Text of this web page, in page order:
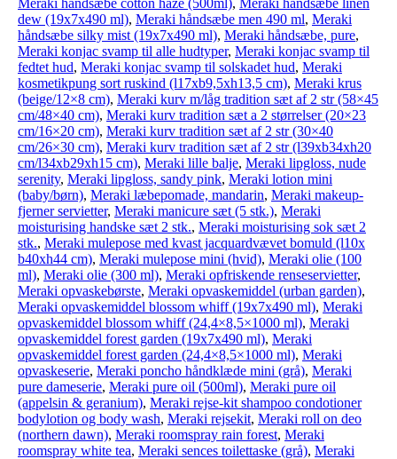
Meraki håndsæbe cotton haze (500ml), Meraki håndsæbe linen
dew (19x7x490 ml), Meraki håndsæbe men 490 ml, Meraki
håndsæbe silky mist (19x7x490 ml), Meraki håndsæbe, pure,
Meraki konjac svamp til alle hudtyper, Meraki konjac svamp til
fedtet hud, Meraki konjac svamp til solskadet hud, Meraki
kosmetikpung sort ruskind (l17xb9,5xh13,5 cm), Meraki krus
(beige/12×8 cm), Meraki kurv m/låg tradition sæt af 2 str (58×45
cm/48×40 cm), Meraki kurv tradition sæt a 2 størrelser (20×23
cm/16×20 cm), Meraki kurv tradition sæt af 2 str (30×40
cm/26×30 cm), Meraki kurv tradition sæt af 2 str (l39xb34xh20
cm/l34xb29xh15 cm), Meraki lille balje, Meraki lipgloss, nude
serenity, Meraki lipgloss, sandy pink, Meraki lotion mini
(baby/børn), Meraki læbepomade, mandarin, Meraki makeup-
fjerner servietter, Meraki manicure sæt (5 stk.), Meraki
moisturising handske sæt 2 stk., Meraki moisturising sok sæt 2
stk., Meraki mulepose med kvast jacquardvævet bomuld (l10x
b40xh44 cm), Meraki mulepose mini (hvid), Meraki olie (100
ml), Meraki olie (300 ml), Meraki opfriskende renseservietter,
Meraki opvaskebørste, Meraki opvaskemiddel (urban garden),
Meraki opvaskemiddel blossom whiff (19x7x490 ml), Meraki
opvaskemiddel blossom whiff (24,4×8,5×1000 ml), Meraki
opvaskemiddel forest garden (19x7x490 ml), Meraki
opvaskemiddel forest garden (24,4×8,5×1000 ml), Meraki
opvaskeserie, Meraki poncho håndklæde mini (grå), Meraki
pure dameserie, Meraki pure oil (500ml), Meraki pure oil
(appelsin & geranium), Meraki rejse-kit shampoo condotioner
bodylotion og body wash, Meraki rejsekit, Meraki roll on deo
(northern dawn), Meraki roomspray rain forest, Meraki
roomspray white tea, Meraki sences toilettaske (grå), Meraki